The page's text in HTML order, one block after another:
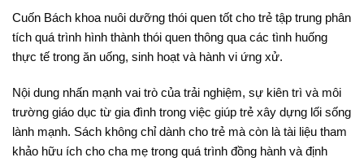
Cuốn Bách khoa nuôi dưỡng thói quen tốt cho trẻ tập trung phân
tích quá trình hình thành thói quen thông qua các tình huống
thực tế trong ăn uống, sinh hoạt và hành vi ứng xử.
Nội dung nhấn mạnh vai trò của trải nghiệm, sự kiên trì và môi
trường giáo dục từ gia đình trong việc giúp trẻ xây dựng lối sống
lành mạnh. Sách không chỉ dành cho trẻ mà còn là tài liệu tham
khảo hữu ích cho cha mẹ trong quá trình đồng hành và định